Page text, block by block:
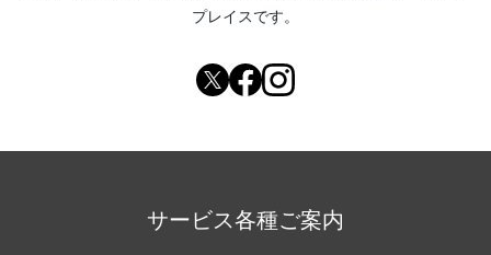
プレイスです。
サービス各種ご案内